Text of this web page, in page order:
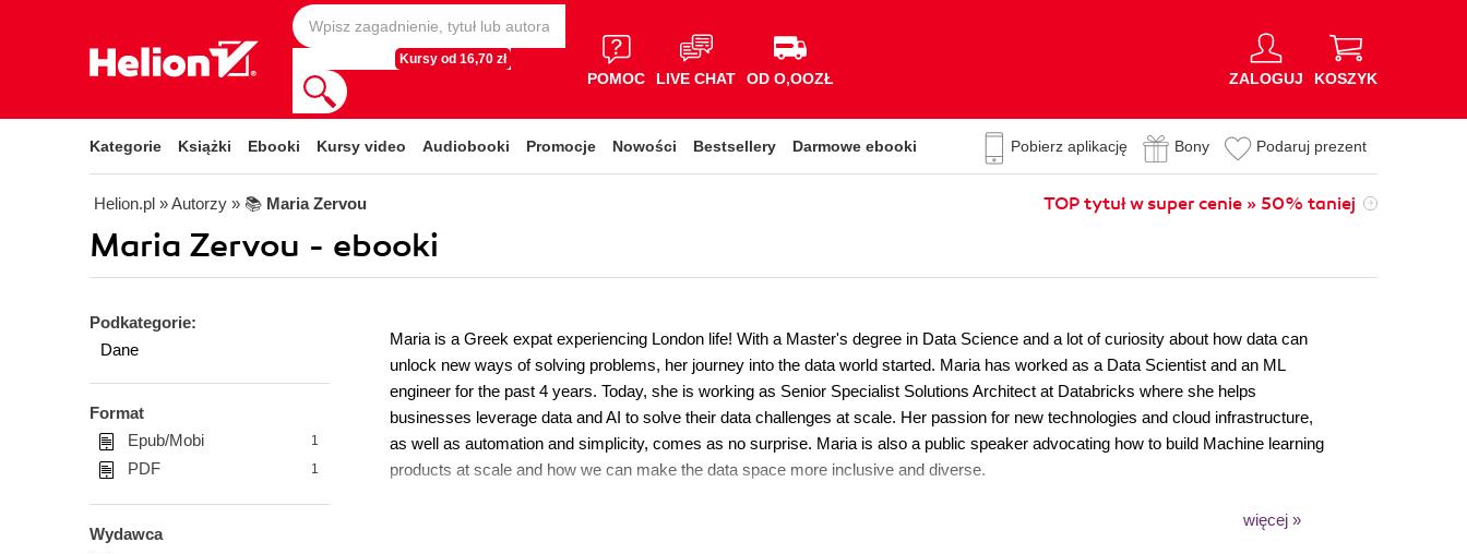
Kursy od 16,70 zł
POMOC LIVE CHAT OD O,OOZŁ ZALOGUJ KOSZYK
Kategorie Książki Ebooki Kursy video Audiobooki Promocje Nowości Bestsellery Darmowe ebooki Pobierz aplikację Bony Podaruj prezent
Helion.pl » Autorzy » 📚 Maria Zervou TOP tytuł w super cenie » 50% taniej
Maria Zervou - ebooki
Podkategorie:
Dane
Format
Epub/Mobi
1
PDF 1
Wydawca
Maria is a Greek expat experiencing London life! With a Master's degree in Data Science and a lot of curiosity about how data can
unlock new ways of solving problems, her journey into the data world started. Maria has worked as a Data Scientist and an ML
engineer for the past 4 years. Today, she is working as Senior Specialist Solutions Architect at Databricks where she helps
businesses leverage data and AI to solve their data challenges at scale. Her passion for new technologies and cloud infrastructure,
as well as automation and simplicity, comes as no surprise. Maria is also a public speaker advocating how to build Machine learning
products at scale and how we can make the data space more inclusive and diverse.
więcej »